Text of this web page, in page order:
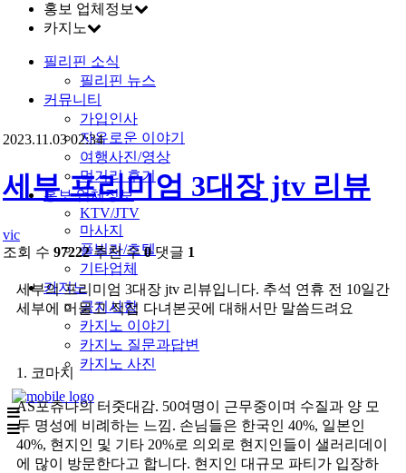
홍보 업체정보
카지노
필리핀 소식
필리핀 뉴스
커뮤니티
가입인사
자유로운 이야기
여행사진/영상
먹거리 후기
홍보 업체정보
KTV/JTV
마사지
풀빌라/호텔
기타업체
카지노
공지사항
카지노 이야기
카지노 질문과답변
카지노 사진
2023.11.03 02:34
세부 프리미엄 3대장 jtv 리뷰
vic
조회 수 97222 추천 수0 댓글 1
세부의 프리미엄 3대장 jtv 리뷰입니다. 추석 연휴 전 10일간
세부에 머물고 직접 다녀본곳에 대해서만 말씀드려요
1. 코마치
AS포츄나의 터줏대감. 50여명이 근무중이며 수질과 양 모
두 명성에 비례하는 느낌. 손님들은 한국인 40%, 일본인
40%, 현지인 및 기타 20%로 의외로 현지인들이 샐러리데이
에 많이 방문한다고 합니다. 현지인 대규모 파티가 입장하